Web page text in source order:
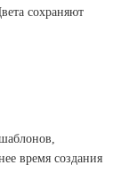
сохраняют
время создания